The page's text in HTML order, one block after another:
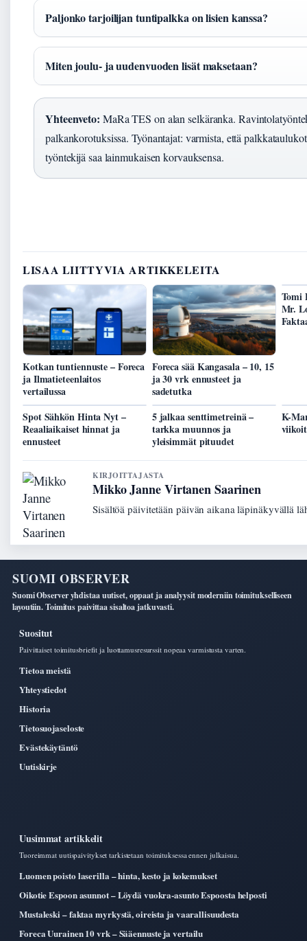
Paljonko tarjoilijan tuntipalkka on lisien kanssa?
Miten joulu- ja uudenvuoden lisät maksetaan?
Yhteenveto: MaRa TES on alan selkäranka.
palkankorotuksissa. Työnantajat: varmista, että
työntekijä saa lainmukaisen korvauksensa.
LISAA LIITTYVIA ARTIKKELEITA
Kotkan tuntiennuste – Foreca
ja Ilmatieteenlaitos
vertailussa
Foreca sää Kangasala – 10, 15
ja 30 vrk ennusteet ja
sadetutka
Tomi
Mr.
Spot Sähkön Hinta Nyt –
Reaaliaikaiset hinnat ja
ennusteet
5 jalkaa senttimetreinä –
tarkka muunnos ja
yleisimmät pituudet
K-
KIRJOITTAJASTA
Mikko Janne Virtanen Saarinen
Sisältöä päivitetään päivän aikana läpinäkyvällä
SUOMI OBSERVER
Suomi Observer yhdistaa uutiset, oppaat ja analyysit moderniin toimitukselliseen
layoutiin. Toimitus paivittaa sisaltoa jatkuvasti.
Suositut
Paivittaiset toimitusbriefit ja luottamusresurssit nopeaa varmistusta varten.
Tietoa meistä
Yhteystiedot
Historia
Tietosuojaseloste
Evästekäytäntö
Uutiskirje
Uusimmat artikkelit
Tuoreimmat uutispaivitykset tarkistetaan toimituksessa ennen julkaisua.
Luomen poisto laserilla – hinta, kesto ja kokemukset
Oikotie Espoon asunnot – Löydä vuokra-asunto Espoosta helposti
Mustaleski – faktaa myrkystä, oireista ja vaarallisuudesta
Foreca Uurainen 10 vrk – Sääennuste ja vertailu